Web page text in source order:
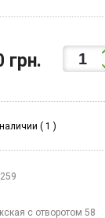
грн.
( 1 )
с отворотом 58